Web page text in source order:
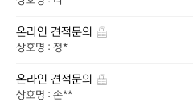
온라인 견적문의
상호명 : 정*
온라인 견적문의
상호명 : 손**